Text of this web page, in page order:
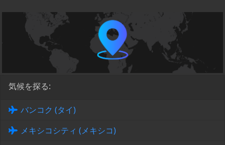
気候を探る:
バンコク (タイ)
メキシコシティ (メキシコ)